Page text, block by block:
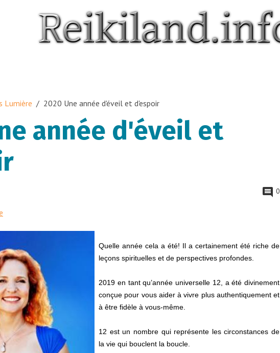
Lumière 2020 Une année d'éveil et d'espoir
année d'éveil et
0
Quelle année cela a été! Il a certainement été riche de
leçons spirituelles et de perspectives profondes.
2019 en tant qu’année universelle 12, a été divinement
conçue pour vous aider à vivre plus authentiquement et
à être fidèle à vous-même.
12 est un nombre qui représente les circonstances de
la vie qui bouclent la boucle.